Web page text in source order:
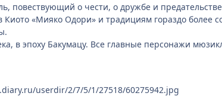
повествующий о чести, о дружбе и
«Мияко Одори» и традициям гораздо более
в эпоху Бакумацу. Все главные персонажи
userdir/2/7/5/1/27518/60275942.jpg